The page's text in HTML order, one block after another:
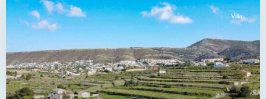
Villa